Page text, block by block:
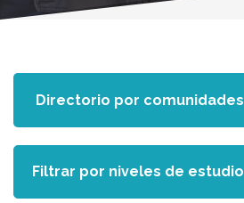
Filtrar por niveles de estudio